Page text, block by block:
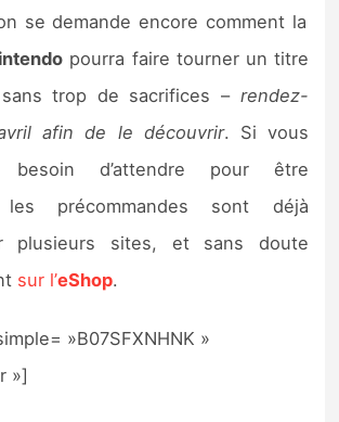
se demande encore comment la
pourra faire tourner un titre
trop de sacrifices – rendez-
afin de le découvrir. Si vous
besoin d’attendre pour être
les précommandes sont déjà
plusieurs sites, et sans doute
sur l’eShop.
»B07SFXNHNK »
»]